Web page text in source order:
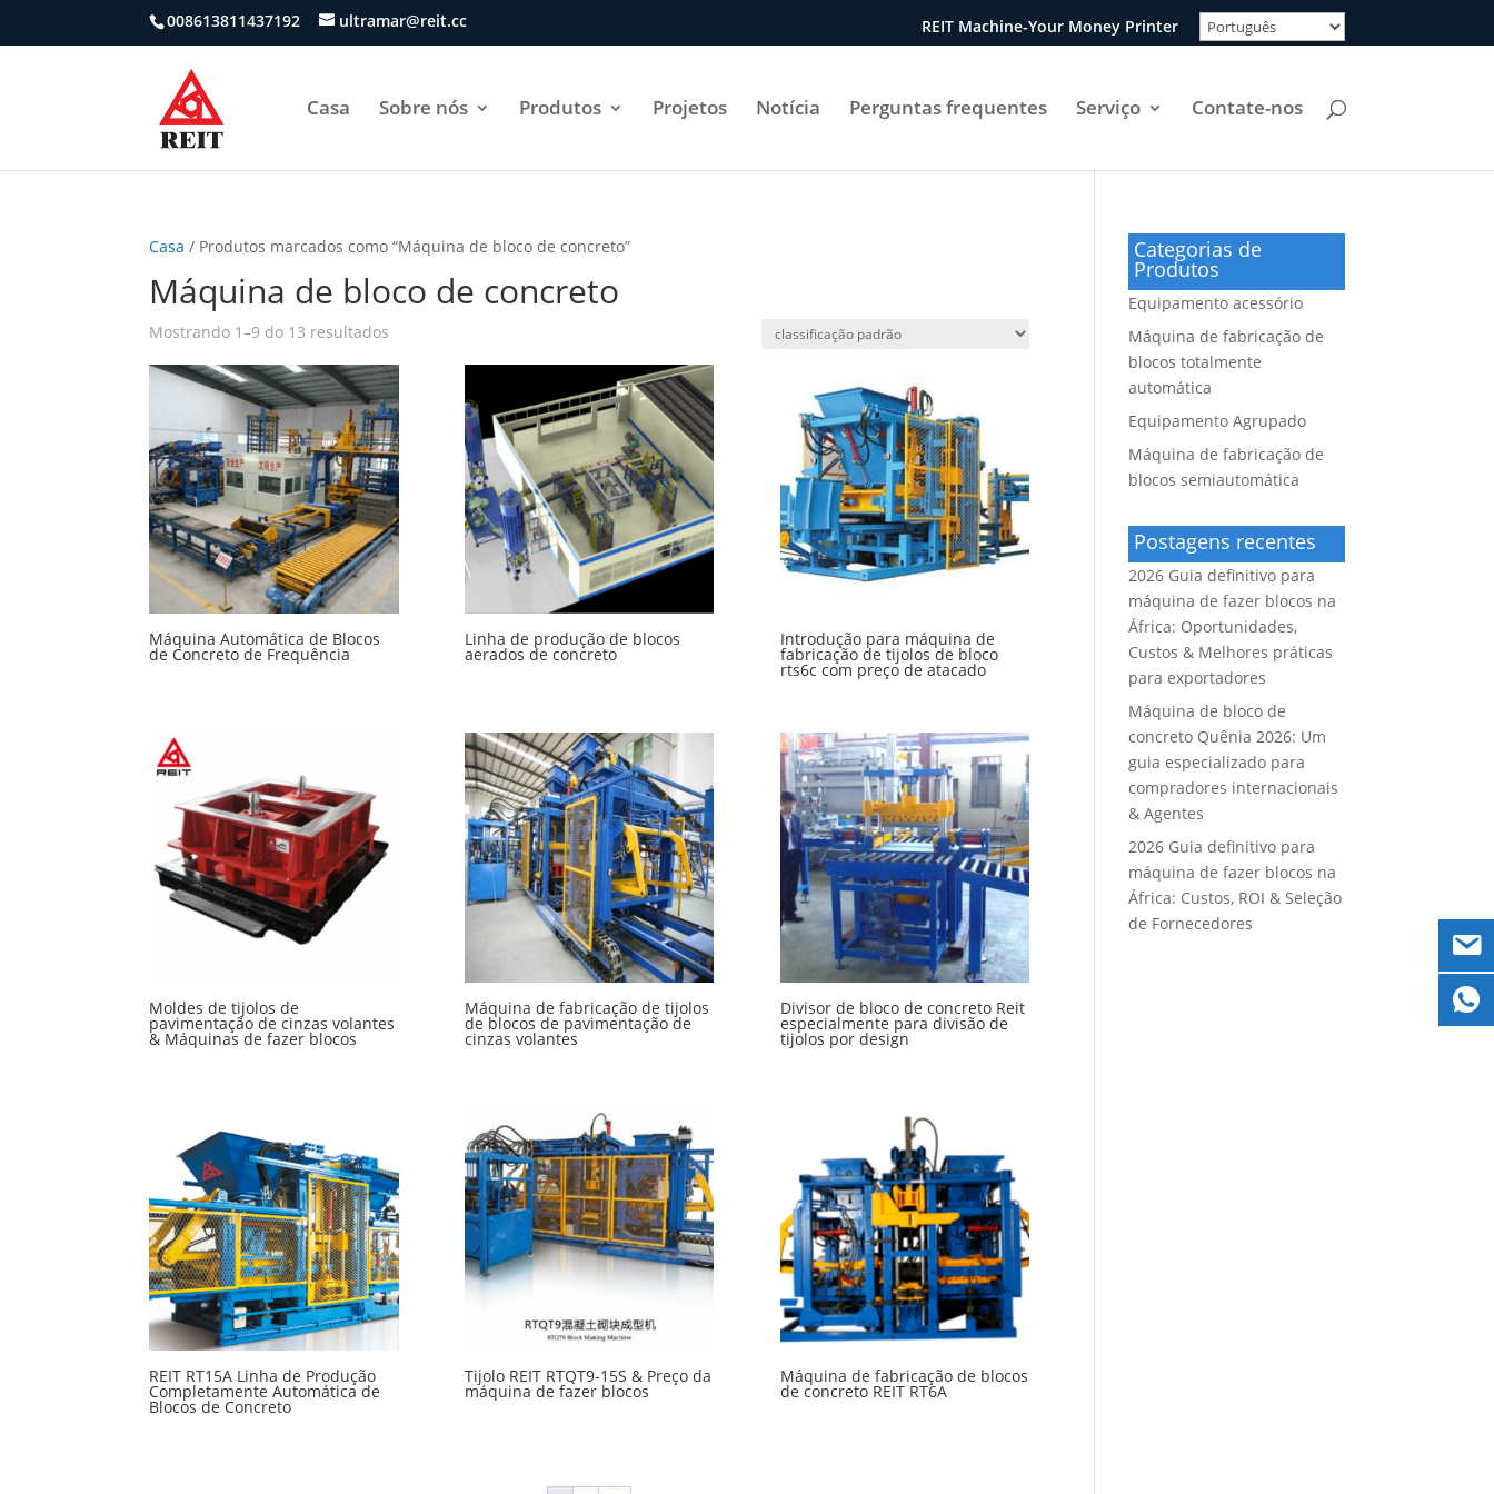
008613811437192 ultramar@reit.cc REIT Machine-Your Money Printer
Casa Sobre nós Produtos Projetos Notícia Perguntas frequentes Serviço Contate-nos
Casa / Produtos marcados como “Máquina de bloco de concreto”
Máquina de bloco de concreto
Mostrando 1–9 do 13 resultados
Máquina Automática de Blocos
de Concreto de Frequência
Linha de produção de blocos
aerados de concreto
Introdução para máquina de
fabricação de tijolos de bloco
rts6c com preço de atacado
Moldes de tijolos de
pavimentação de cinzas volantes
& Máquinas de fazer blocos
Máquina de fabricação de tijolos
de blocos de pavimentação de
cinzas volantes
Divisor de bloco de concreto Reit
especialmente para divisão de
tijolos por design
REIT RT15A Linha de Produção
Completamente Automática de
Blocos de Concreto
Tijolo REIT RTQT9-15S & Preço da
máquina de fazer blocos
Máquina de fabricação de blocos
de concreto REIT RT6A
Categorias de
Produtos
Equipamento acessório
Máquina de fabricação de
blocos totalmente
automática
Equipamento Agrupado
Máquina de fabricação de
blocos semiautomática
Postagens recentes
2026 Guia definitivo para
máquina de fazer blocos na
África: Oportunidades,
Custos & Melhores práticas
para exportadores
Máquina de bloco de
concreto Quênia 2026: Um
guia especializado para
compradores internacionais
& Agentes
2026 Guia definitivo para
máquina de fazer blocos na
África: Custos, ROI & Seleção
de Fornecedores